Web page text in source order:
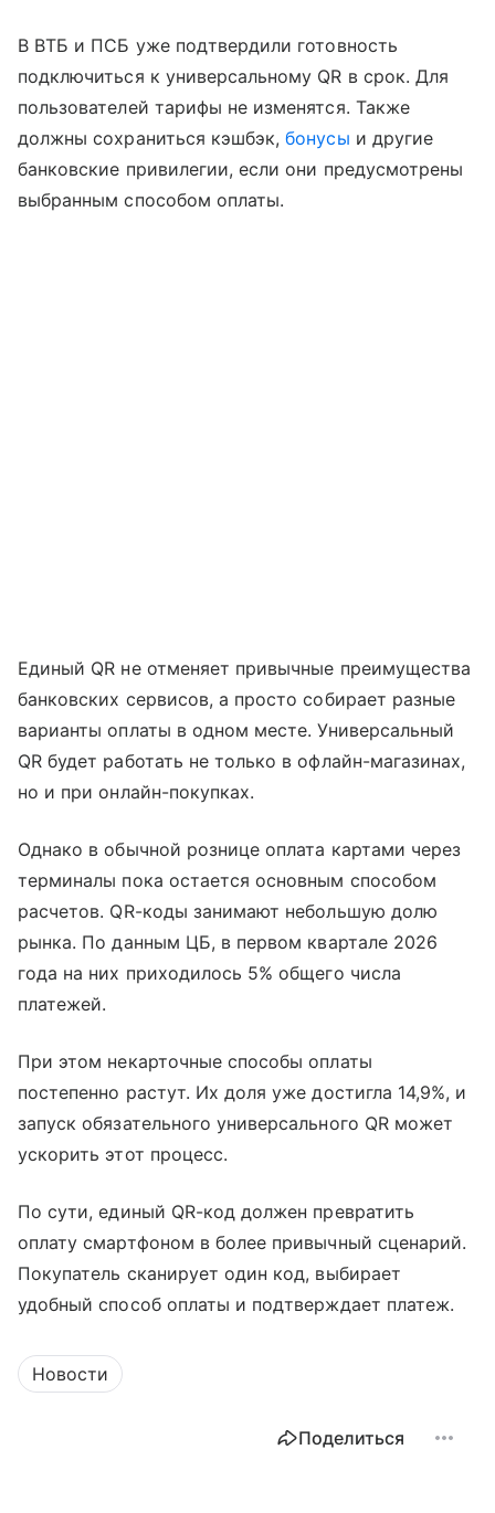
В ВТБ и ПСБ уже подтвердили готовность
подключиться к универсальному QR в срок. Для
пользователей тарифы не изменятся. Также
должны сохраниться кэшбэк,бонусы и другие
банковские привилегии, если они предусмотрены
выбранным способом оплаты.
Единый QR не отменяет привычные преимущества
банковских сервисов, а просто собирает разные
варианты оплаты в одном месте. Универсальный
QR будет работать не только в офлайн-магазинах,
но и при онлайн-покупках.
Однако в обычной рознице оплата картами через
терминалы пока остается основным способом
расчетов. QR-коды занимают небольшую долю
рынка. По данным ЦБ, в первом квартале 2026
года на них приходилось 5% общего числа
платежей.
При этом некарточные способы оплаты
постепенно растут. Их доля уже достигла 14,9%, и
запуск обязательного универсального QR может
ускорить этот процесс.
По сути, единый QR-код должен превратить
оплату смартфоном в более привычный сценарий.
Покупатель сканирует один код, выбирает
удобный способ оплаты и подтверждает платеж.
Новости
Поделиться